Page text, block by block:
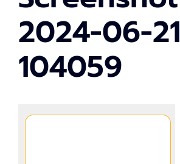
2024-06-21
104059